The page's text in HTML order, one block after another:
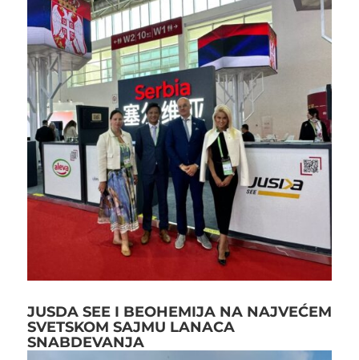
JUSDA SEE I BEOHEMIJA NA NAJVEĆEM
SVETSKOM SAJMU LANACA
SNABDEVANJA